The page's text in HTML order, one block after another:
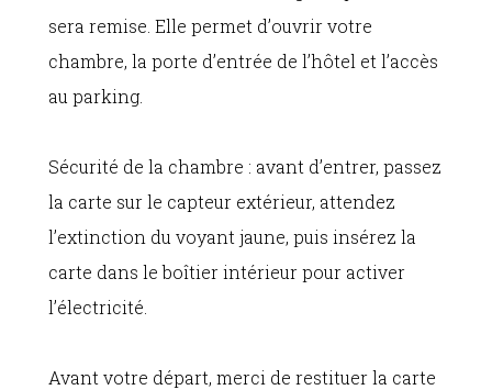
sera remise. Elle permet d’ouvrir votre
chambre, la porte d’entrée de l’hôtel et l’accès
au parking.
Sécurité de la chambre : avant d’entrer, passez
la carte sur le capteur extérieur, attendez
l’extinction du voyant jaune, puis insérez la
carte dans le boîtier intérieur pour activer
l’électricité.
Avant votre départ, merci de restituer la carte